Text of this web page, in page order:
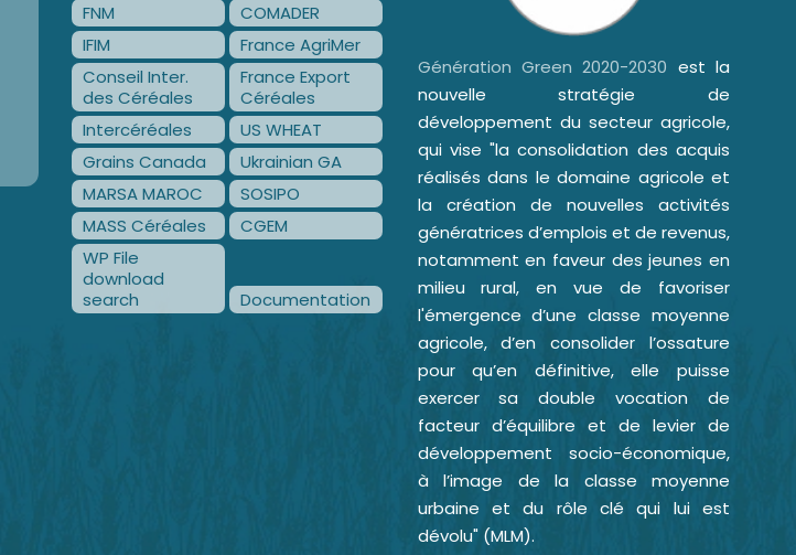
FNM
COMADER
IFIM
France AgriMer
Conseil Inter.
des Céréales
France Export
Céréales
Intercéréales
US WHEAT
Grains Canada
Ukrainian GA
MARSA MAROC
SOSIPO
MASS Céréales
CGEM
WP File
download
search
Documentation
Génération Green 2020-2030 est la
nouvelle stratégie de
développement du secteur agricole,
qui vise "la consolidation des acquis
réalisés dans le domaine agricole et
la création de nouvelles activités
génératrices d’emplois et de revenus,
notamment en faveur des jeunes en
milieu rural, en vue de favoriser
l'émergence d’une classe moyenne
agricole, d’en consolider l’ossature
pour qu’en définitive, elle puisse
exercer sa double vocation de
facteur d’équilibre et de levier de
développement socio-économique,
à l’image de la classe moyenne
urbaine et du rôle clé qui lui est
dévolu" (MLM).